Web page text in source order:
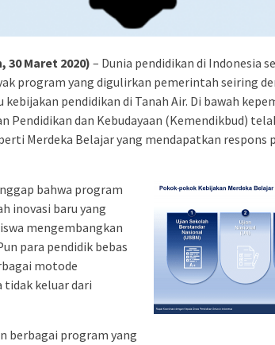
30 Maret 2020) – Dunia pendidikan di Indonesia
program yang digulirkan pemerintah seiring
kebijakan pendidikan di Tanah Air. Di bawah
Pendidikan dan Kebudayaan (Kemendikbud)
Merdeka Belajar yang mendapatkan respons
bahwa program
inovasi baru yang
mengembangkan
para pendidik bebas
motode
tidak keluar dari
berbagai program yang